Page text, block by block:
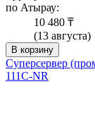
по Атырау:
10 480 ₸
(13 августа)
В корзину
Суперсервер
111C-NR